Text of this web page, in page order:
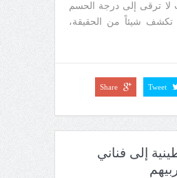
لا ترقى إلى درجة الحسم
تكشف شيئاً من الحقيقة،
Tweet
Share
إلى فناني